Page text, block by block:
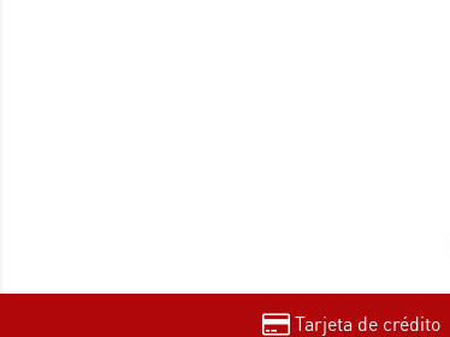
Tarjeta de crédito